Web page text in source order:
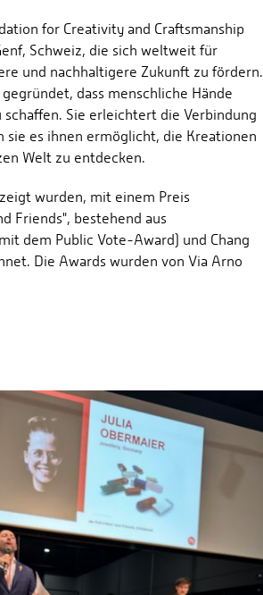
for Creativity and Craftsmanship
Schweiz, die sich weltweit für
und nachhaltigere Zukunft zu fördern.
dass menschliche Hände
Sie erleichtert die Verbindung
sie es ihnen ermöglicht, die Kreationen
Welt zu entdecken.
wurden, mit einem Preis
Friends", bestehend aus
dem Public Vote-Award) und Chang
Die Awards wurden von Via Arno